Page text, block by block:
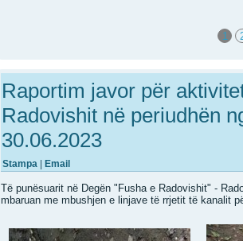
1
Raportim javor për
Radovishit në periudhën
30.06.2023
Stampa | Email
Të punësuarit në Degën "Fusha e Radovishit" -
mbaruan me mbushjen e linjave të rrjetit të kanalit